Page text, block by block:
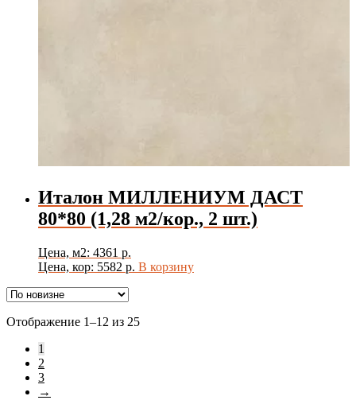
Италон МИЛЛЕНИУМ ДАСТ
80*80 (1,28 м2/кор., 2 шт.)
Цена, м2: 4361 р.
Цена, кор: 5582 р. В корзину
Отображение 1–12 из 25Сортировка:
1
2
3
→